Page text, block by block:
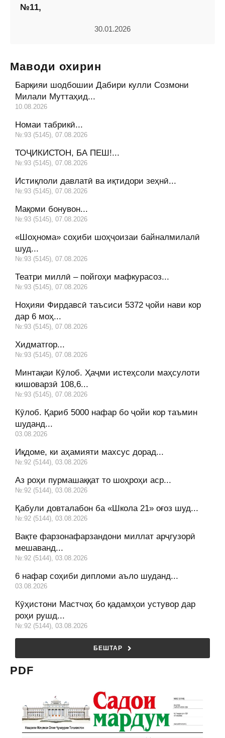
№11,
30.01.2026
Маводи охирин
Барқияи шодбошии Дабири кулли Созмони
Милали Муттаҳид...
10.08.2026
Номаи табрикӣ...
№:93 (5145), 07.08.2026
ТОҶИКИСТОН, БА ПЕШ!...
№:93 (5145), 07.08.2026
Истиқлоли давлатӣ ва иқтидори зеҳнӣ...
№:93 (5145), 07.08.2026
Мақоми бонувон...
№:93 (5145), 07.08.2026
«Шоҳнома» соҳиби шоҳҷоизаи байналмилалӣ
шуд...
№:93 (5145), 07.08.2026
Театри миллӣ – пойгоҳи мафкурасоз...
№:93 (5145), 07.08.2026
Ноҳияи Фирдавсӣ таъсиси 5372 ҷойи нави кор
дар 6 моҳ...
№:93 (5145), 07.08.2026
Хидматгор...
№:93 (5145), 07.08.2026
Минтақаи Кӯлоб. Ҳаҷми истеҳсоли маҳсулоти
кишоварзӣ 108,6...
№:93 (5145), 07.08.2026
Кӯлоб. Қариб 5000 нафар бо ҷойи кор таъмин
шуданд...
03.08.2026
Иқдоме, ки аҳамияти махсус дорад...
№:92 (5144), 03.08.2026
Аз роҳи пурмашаққат то шоҳроҳи аср...
№:92 (5144), 03.08.2026
Қабули довталабон ба «Школа 21» оғоз шуд...
№:92 (5144), 03.08.2026
Вақте фарзонафарзандони миллат арҷгузорӣ
мешаванд...
№:92 (5144), 03.08.2026
6 нафар соҳиби дипломи аъло шуданд...
03.08.2026
Кӯҳистони Мастчоҳ бо қадамҳои устувор дар
роҳи рушд...
№:92 (5144), 03.08.2026
БЕШТАР
PDF